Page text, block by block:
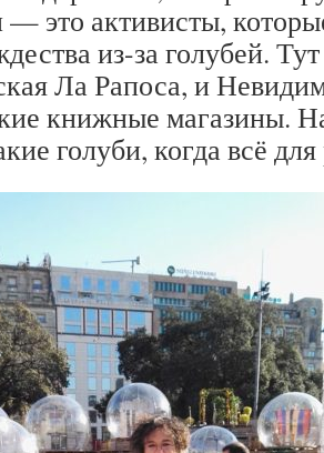
— это активисты,
из-за голубей.
Ла Рапоса, и
книжные магазины.
голуби, когда всё